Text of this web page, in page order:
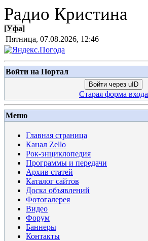
Радио Кристина
[Уфа]
Пятница, 07.08.2026, 12:46
Войти на Портал
Войти через uID
Старая форма входа
Меню
Главная страница
Канал Zello
Рок-энциклопедия
Программы и передачи
Архив статей
Каталог сайтов
Доска объявлений
Фотогалерея
Видео
Форум
Баннеры
Контакты